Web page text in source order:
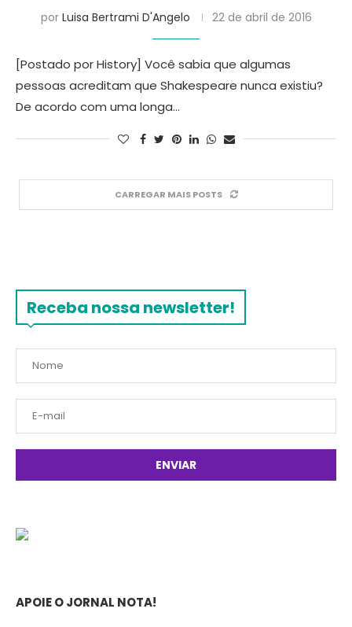
por Luisa Bertrami D'Angelo 22 de abril de 2016
[Postado por History] Você sabia que algumas
pessoas acreditam que Shakespeare nunca existiu?
De acordo com uma longa…
CARREGAR MAIS POSTS
Receba nossa newsletter!
APOIE O JORNAL NOTA!